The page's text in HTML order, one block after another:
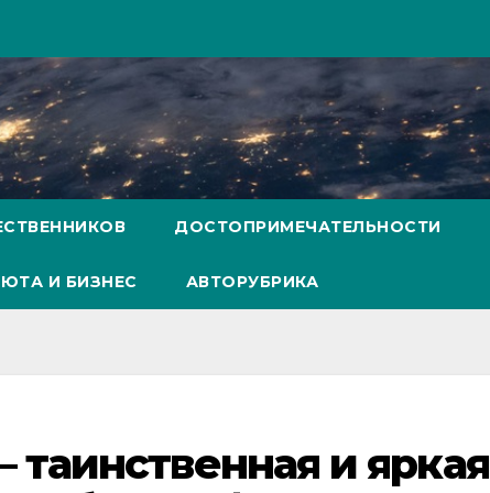
ДОСТОПРИМЕЧАТЕЛЬНОСТИ
И БИЗНЕС АВТОРУБРИКА
и яркая